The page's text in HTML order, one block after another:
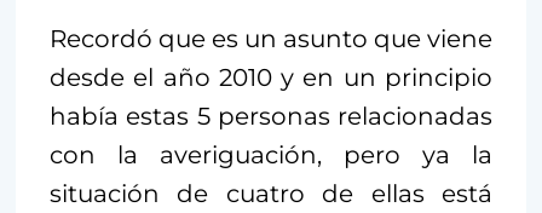
Recordó que es un asunto que viene
desde el año 2010 y en un principio
había estas 5 personas relacionadas
con la averiguación, pero ya la
situación de cuatro de ellas está